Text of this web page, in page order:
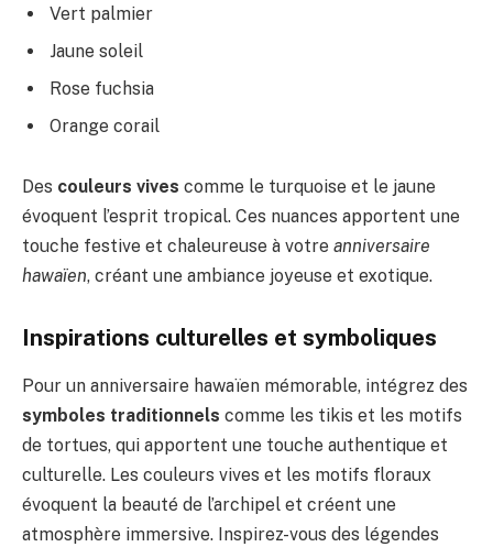
Vert palmier
Jaune soleil
Rose fuchsia
Orange corail
Des couleurs vives comme le turquoise et le jaune
évoquent l’esprit tropical. Ces nuances apportent une
touche festive et chaleureuse à votre anniversaire
hawaïen, créant une ambiance joyeuse et exotique.
Inspirations culturelles et symboliques
Pour un anniversaire hawaïen mémorable, intégrez des
symboles traditionnels comme les tikis et les motifs
de tortues, qui apportent une touche authentique et
culturelle. Les couleurs vives et les motifs floraux
évoquent la beauté de l’archipel et créent une
atmosphère immersive. Inspirez-vous des légendes